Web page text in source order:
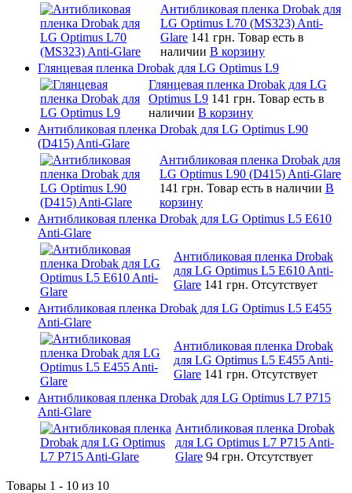
Антибликовая пленка Drobak для
LG Optimus L70 (MS323) Anti-
Glare 141 грн. Товар есть в
наличии В корзину
Глянцевая пленка Drobak для LG Optimus L9
Глянцевая пленка Drobak для LG
Optimus L9 141 грн. Товар есть в
наличии В корзину
Антибликовая пленка Drobak для LG Optimus L90
(D415) Anti-Glare
Антибликовая пленка Drobak для
LG Optimus L90 (D415) Anti-Glare
141 грн. Товар есть в наличии В
корзину
Антибликовая пленка Drobak для LG Optimus L5 E610
Anti-Glare
Антибликовая пленка Drobak
для LG Optimus L5 E610 Anti-
Glare 141 грн. Отсутствует
Антибликовая пленка Drobak для LG Optimus L5 E455
Anti-Glare
Антибликовая пленка Drobak
для LG Optimus L5 E455 Anti-
Glare 141 грн. Отсутствует
Антибликовая пленка Drobak для LG Optimus L7 P715
Anti-Glare
Антибликовая пленка Drobak
для LG Optimus L7 P715 Anti-
Glare 94 грн. Отсутствует
Товары 1 - 10 из 10